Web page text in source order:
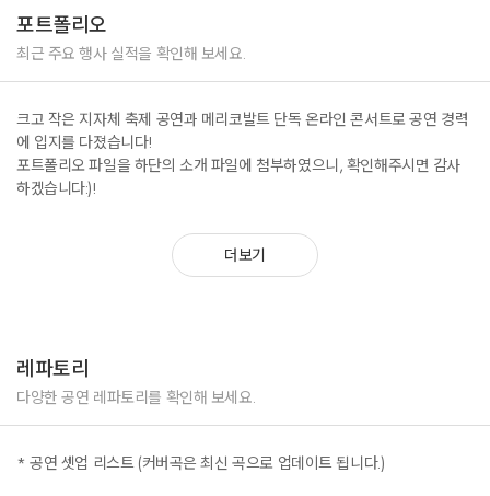
포트폴리오
최근 주요 행사 실적을 확인해 보세요.
크고 작은 지자체 축제 공연과 메리코발트 단독 온라인 콘서트로 공연 경력
에 입지를 다졌습니다!
포트폴리오 파일을 하단의 소개 파일에 첨부하였으니, 확인해주시면 감사
하겠습니다:)!
더보기
레파토리
다양한 공연 레파토리를 확인해 보세요.
* 공연 셋업 리스트 (커버곡은 최신 곡으로 업데이트 됩니다.)